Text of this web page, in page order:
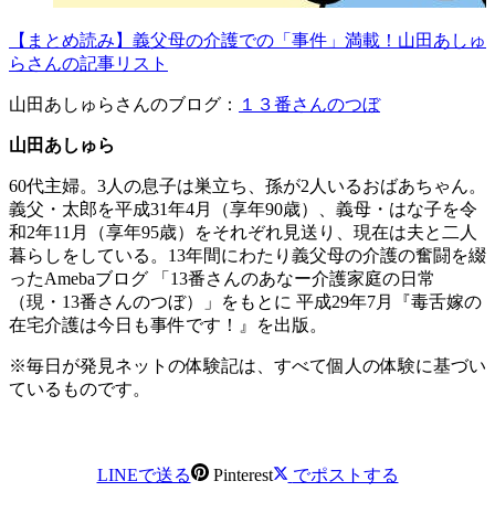
【まとめ読み】義父母の介護での「事件」満載！山田あしゅ
らさんの記事リスト
山田あしゅらさんのブログ： １３番さんのつぼ
山田あしゅら
60代主婦。3人の息子は巣立ち、孫が2人いるおばあちゃん。
義父・太郎を平成31年4月（享年90歳）、義母・はな子を令
和2年11月（享年95歳）をそれぞれ見送り、現在は夫と二人
暮らしをしている。13年間にわたり義父母の介護の奮闘を綴
ったAmebaブログ 「13番さんのあなー介護家庭の日常
（現・13番さんのつぼ）」をもとに 平成29年7月『毒舌嫁の
在宅介護は今日も事件です！』を出版。
※毎日が発見ネットの体験記は、すべて個人の体験に基づい
ているものです。
LINEで送る Pinterest でポストする